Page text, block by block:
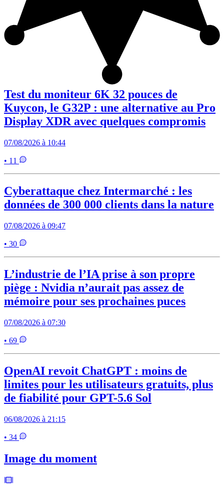
Test du moniteur 6K 32 pouces de
Kuycon, le G32P : une alternative au Pro
Display XDR avec quelques compromis
07/08/2026 à 10:44
• 11
Cyberattaque chez Intermarché : les
données de 300 000 clients dans la nature
07/08/2026 à 09:47
• 30
L’industrie de l’IA prise à son propre
piège : Nvidia n’aurait pas assez de
mémoire pour ses prochaines puces
07/08/2026 à 07:30
• 69
OpenAI revoit ChatGPT : moins de
limites pour les utilisateurs gratuits, plus
de fiabilité pour GPT-5.6 Sol
06/08/2026 à 21:15
• 34
Image du moment